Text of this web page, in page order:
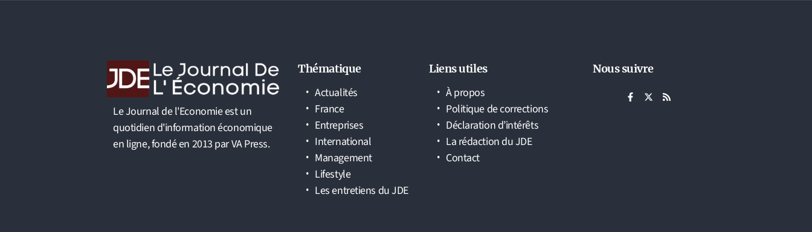
Le Journal de l'Economie est un
quotidien d'information économique
en ligne, fondé en 2013 par VA Press.
Thématique
Actualités
France
Entreprises
International
Management
Lifestyle
Les entretiens du JDE
Liens utiles
À propos
Politique de corrections
Déclaration d’intérêts
La rédaction du JDE
Contact
Nous suivre